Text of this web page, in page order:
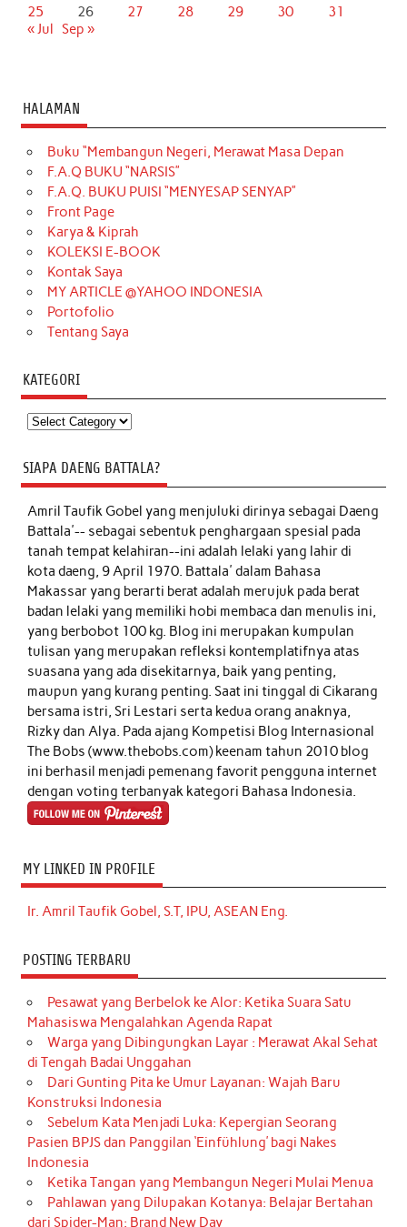
25
26 27 28 29 30
31
« Jul Sep »
HALAMAN
Buku “Membangun Negeri, Merawat Masa Depan
F.A.Q BUKU “NARSIS”
F.A.Q. BUKU PUISI “MENYESAP SENYAP”
Front Page
Karya & Kiprah
KOLEKSI E-BOOK
Kontak Saya
MY ARTICLE @YAHOO INDONESIA
Portofolio
Tentang Saya
KATEGORI
Kategori
SIAPA DAENG BATTALA?
Amril Taufik Gobelyang menjuluki dirinya sebagai Daeng
Battala'-- sebagai sebentuk penghargaan spesial pada
tanah tempat kelahiran--ini adalah lelaki yang lahir di
kota daeng, 9 April 1970. Battala' dalam Bahasa
Makassar yang berarti berat adalah merujuk pada berat
badan lelaki yang memiliki hobi membaca dan menulis ini,
yang berbobot 100 kg. Blog ini merupakan kumpulan
tulisan yang merupakan refleksi kontemplatifnya atas
suasana yang ada disekitarnya, baik yang penting,
maupun yang kurang penting. Saat ini tinggal di Cikarang
bersama istri, Sri Lestari serta kedua orang anaknya,
Rizky dan Alya. Pada ajang Kompetisi Blog Internasional
The Bobs (www.thebobs.com) keenam tahun 2010 blog
ini berhasil menjadi pemenang favorit pengguna internet
dengan voting terbanyak kategori Bahasa Indonesia.
MY LINKED IN PROFILE
Ir. Amril Taufik Gobel, S.T, IPU, ASEAN Eng.
POSTING TERBARU
Pesawat yang Berbelok ke Alor: Ketika Suara Satu
Mahasiswa Mengalahkan Agenda Rapat
Warga yang Dibingungkan Layar : Merawat Akal Sehat
di Tengah Badai Unggahan
Dari Gunting Pita ke Umur Layanan: Wajah Baru
Konstruksi Indonesia
Sebelum Kata Menjadi Luka: Kepergian Seorang
Pasien BPJS dan Panggilan ‘Einfühlung’ bagi Nakes
Indonesia
Ketika Tangan yang Membangun Negeri Mulai Menua
Pahlawan yang Dilupakan Kotanya: Belajar Bertahan
dari Spider-Man: Brand New Day